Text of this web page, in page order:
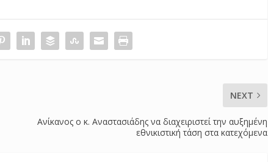
NEXT
Ανίκανος ο κ. Αναστασιάδης να διαχειριστεί την αυξημένη
εθνικιστική τάση στα κατεχόμενα